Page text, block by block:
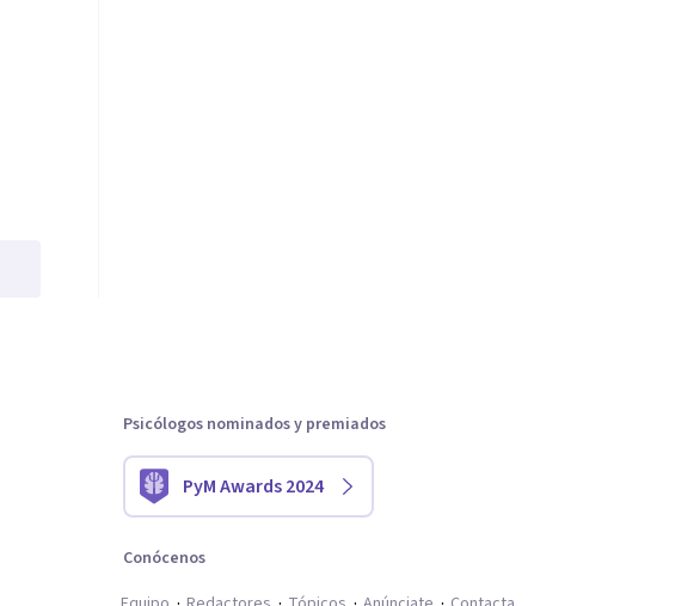
Psicólogos nominados y premiados
PyM Awards 2024
Conócenos